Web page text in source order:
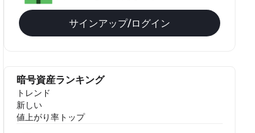
サインアップ/ログイン
暗号資産ランキング
トレンド
新しい
値上がり率トップ